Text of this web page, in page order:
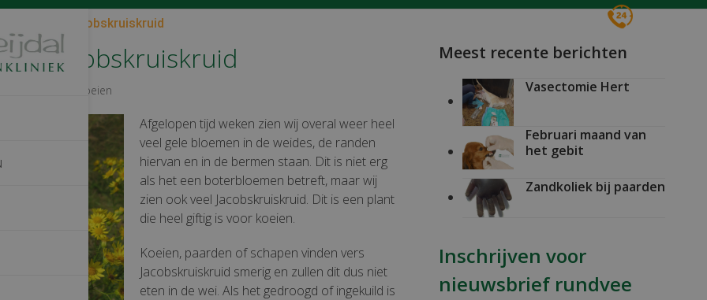
uit voor Jacobskruiskruid
Jacobskruiskruid
Koeien
Afgelopen tijd weken zien wij overal weer heel
veel gele bloemen in de weides, de randen
hiervan en in de bermen staan. Dit is niet erg
als het een boterbloemen betreft, maar wij
zien ook veel Jacobskruiskruid. Dit is een plant
die heel giftig is voor koeien.
Koeien, paarden of schapen vinden vers
Jacobskruiskruid smerig en zullen dit dus niet
eten in de wei. Als het gedroogd of ingekuild is
Meest recente berichten
Vasectomie Hert
Februari maand van
het gebit
Zandkoliek bij paarden
Inschrijven voor
nieuwsbrief rundvee